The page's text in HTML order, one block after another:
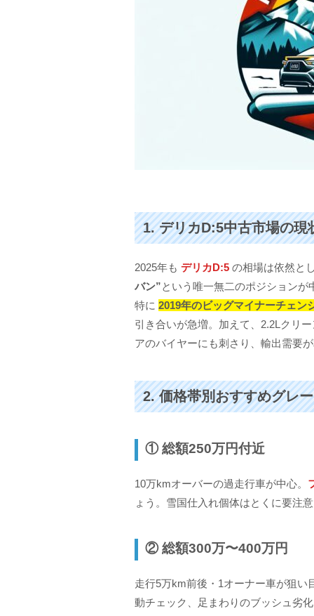
1. デリカD:5中古市場の現
2025年も デリカD:5 の相場は依然と
バン”という唯一無二のポジション
特に 2019年のビッグマイナーチェン
引き合いが急増。加えて、2.2Lクリ
アのバイヤーにも刺さり、輸出需要
2. 価格帯別おすすめグレ
① 総額250万円付近
10万kmオーバーの過走行車が中心。
ょう。雪国仕入れ個体はとくに要注
② 総額300万〜400万円
走行5万km前後・1オーナー車が狙い
動チェック、足まわりのブッシュ劣